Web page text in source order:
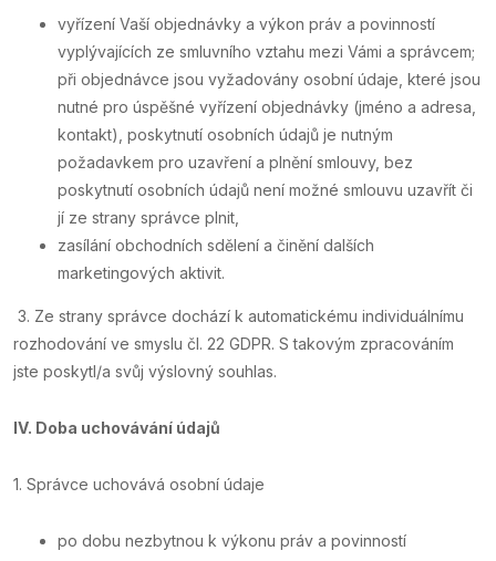
vyřízení Vaší objednávky a výkon práv a povinností
vyplývajících ze smluvního vztahu mezi Vámi a správcem;
při objednávce jsou vyžadovány osobní údaje, které jsou
nutné pro úspěšné vyřízení objednávky (jméno a adresa,
kontakt), poskytnutí osobních údajů je nutným
požadavkem pro uzavření a plnění smlouvy, bez
poskytnutí osobních údajů není možné smlouvu uzavřít či
jí ze strany správce plnit,
zasílání obchodních sdělení a činění dalších
marketingových aktivit.
3. Ze strany správce dochází k automatickému individuálnímu
rozhodování ve smyslu čl. 22 GDPR. S takovým zpracováním
jste poskytl/a svůj výslovný souhlas.
IV. Doba uchovávání údajů
1. Správce uchovává osobní údaje
po dobu nezbytnou k výkonu práv a povinností